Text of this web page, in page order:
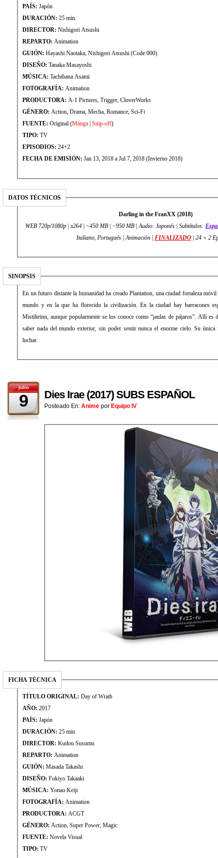
PAÍS: Japón
DURACIÓN: 25 min.
DIRECTOR: Nishigori Atsushi
REPARTO: Animation
GUIÓN:
Hayashi Naotaka, Nishigori Atsushi (Code:000)
DISEÑO: Tanaka Masayoshi
MÚSICA: Tachibana Asami
FOTOGRAFÍA: Animation
PRODUCTORA: A-1 Pictures, Trigger, CloverWorks
GÉNERO: Action, Drama, Mecha, Romance, Sci-Fi
FUENTE: Original (Manga Snip-off)
TIPO: TV
EPISODIOS: 24+2
FECHA DE EMISIÓN: Jan 13, 2018 a Jul 7, 2018 (Invierno 2018)
DATOS TÉCNICOS
Darling in the FranXX (2018)
WEB 720p/1080p | x264 | ~450 MB | ~950 MB | Audio: Japonés | Subtítulos:
Italiano, Portugués | Animación | FINALIZADO| 24 + 2
SINOPSIS
En un futuro distante la humanidad ha creado Plantation, una ciudad fortaleza
mundo y en la que ha florecido la civilización. En la ciudad hay barracones
Mistilteinn, aunque popularmente se los conoce como “jaulas de pájaros”. Allí
saber nada del mundo exterior, sin poder sentir nunca el enorme cielo. Su
luchar.
julio
9 Dies Irae (2017) SUBS ESPAÑOL
Posteado En: Anime por Equipo IV
FICHA TÉCNICA
TÍTULO ORIGINAL: Day of Wrath
AÑO: 2017
PAÍS: Japón
DURACIÓN: 25 min.
DIRECTOR: Kudou Susumu
REPARTO: Animation
GUIÓN: Masada Takashi
DISEÑO: Fukiyo Takaaki
MÚSICA: Yonao Keiji
FOTOGRAFÍA: Animation
PRODUCTORA: ACGT
GÉNERO: Action, Super Power, Magic
FUENTE: Novela Visual
TIPO: TV